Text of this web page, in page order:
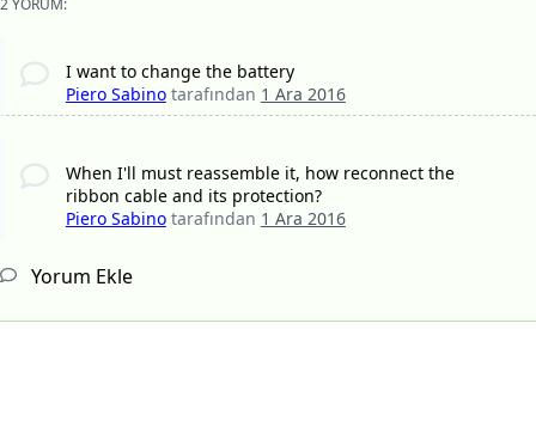
2 YORUM:
I want to change the battery
Piero Sabino tarafından 1 Ara 2016
When I'll must reassemble it, how reconnect the
ribbon cable and its protection?
Piero Sabino tarafından 1 Ara 2016
Yorum Ekle